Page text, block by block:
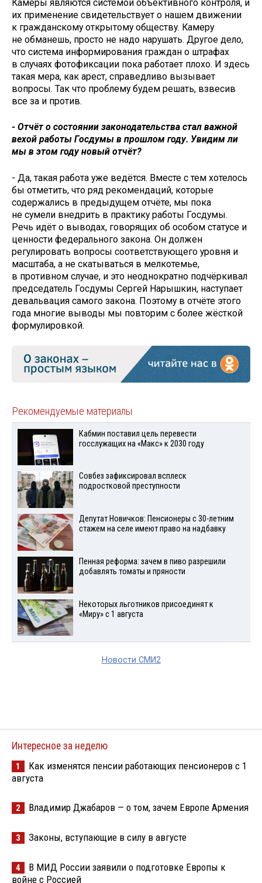
Камеры являются системой объективного контроля, и
их применение свидетельствует о нашем движении
к гражданскому открытому обществу. Камеру
не обманешь, просто не надо нарушать. Другое дело,
что система информирования граждан о штрафах
в случаях фотофиксации пока работает плохо. И здесь
такая мера, как арест, справедливо вызывает
вопросы. Так что проблему будем решать, взвесив
все за и против.
- Отчёт о состоянии законодательства стал важной
вехой работы Госдумы в прошлом году. Увидим ли
мы в этом году новый отчёт?
- Да, такая работа уже ведётся. Вместе с тем хотелось
бы отметить, что ряд рекомендаций, которые
содержались в предыдущем отчёте, мы пока
не сумели внедрить в практику работы Госдумы.
Речь идёт о выводах, говорящих об особом статусе и
ценности федерального закона. Он должен
регулировать вопросы соответствующего уровня и
масштаба, а не скатываться в мелкотемье,
в противном случае, и это неоднократно подчёркивал
председатель Госдумы Сергей Нарышкин, наступает
девальвация самого закона. Поэтому в отчёте этого
года многие выводы мы повторим с более жёсткой
формулировкой.
Рекомендуемые материалы
Кабмин поставил цель перевести
госслужащих на «Макс» к 2030 году
Совбез зафиксировал всплеск
подростковой преступности
Депутат Новичков: Пенсионеры с 30-летним
стажем на селе имеют право на надбавку
Пенная реформа: зачем в пиво разрешили
добавлять томаты и пряности
Некоторых льготников присоединят к
«Миру» с 1 августа
Новости СМИ2
Интересное за неделю
1
Как изменятся пенсии работающих пенсионеров с 1
августа
2 Владимир Джабаров — о том, зачем Европе Армения
3 Законы, вступающие в силу в августе
4
В МИД России заявили о подготовке Европы к
войне с Россией